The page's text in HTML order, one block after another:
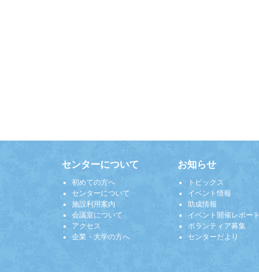
センターについて
初めての方へ
センターについて
施設利用案内
会議室について
アクセス
企業・大学の方へ
お知らせ
トピックス
イベント情報
助成情報
イベント開催レポート
ボランティア募集
センターだより